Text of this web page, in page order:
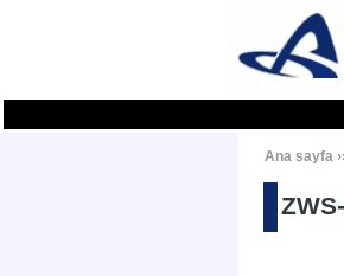
Ana sayfa